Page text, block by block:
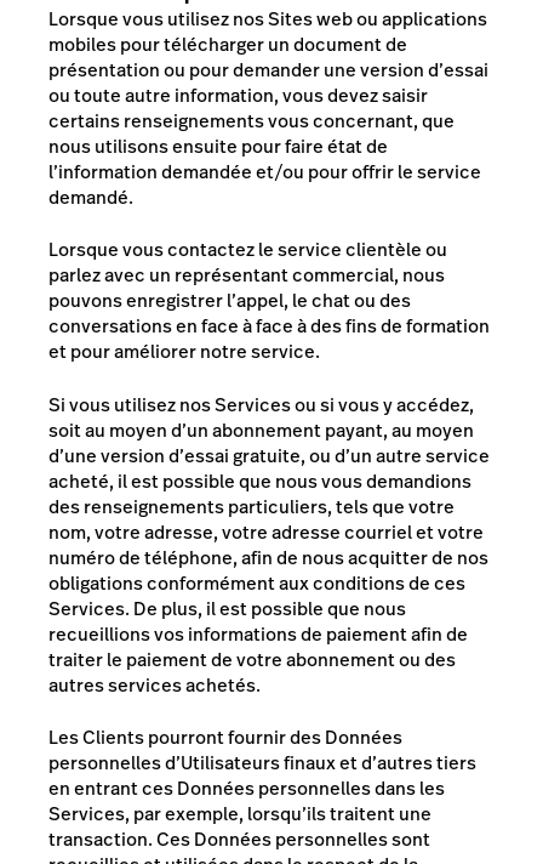
Lorsque vous utilisez nos Sites web ou applications
mobiles pour télécharger un document de
présentation ou pour demander une version d’essai
ou toute autre information, vous devez saisir
certains renseignements vous concernant, que
nous utilisons ensuite pour faire état de
l’information demandée et/ou pour offrir le service
demandé.
Lorsque vous contactez le service clientèle ou
parlez avec un représentant commercial, nous
pouvons enregistrer l’appel, le chat ou des
conversations en face à face à des fins de formation
et pour améliorer notre service.
Si vous utilisez nos Services ou si vous y accédez,
soit au moyen d’un abonnement payant, au moyen
d’une version d’essai gratuite, ou d’un autre service
acheté, il est possible que nous vous demandions
des renseignements particuliers, tels que votre
nom, votre adresse, votre adresse courriel et votre
numéro de téléphone, afin de nous acquitter de nos
obligations conformément aux conditions de ces
Services. De plus, il est possible que nous
recueillions vos informations de paiement afin de
traiter le paiement de votre abonnement ou des
autres services achetés.
Les Clients pourront fournir des Données
personnelles d’Utilisateurs finaux et d’autres tiers
en entrant ces Données personnelles dans les
Services, par exemple, lorsqu’ils traitent une
transaction. Ces Données personnelles sont